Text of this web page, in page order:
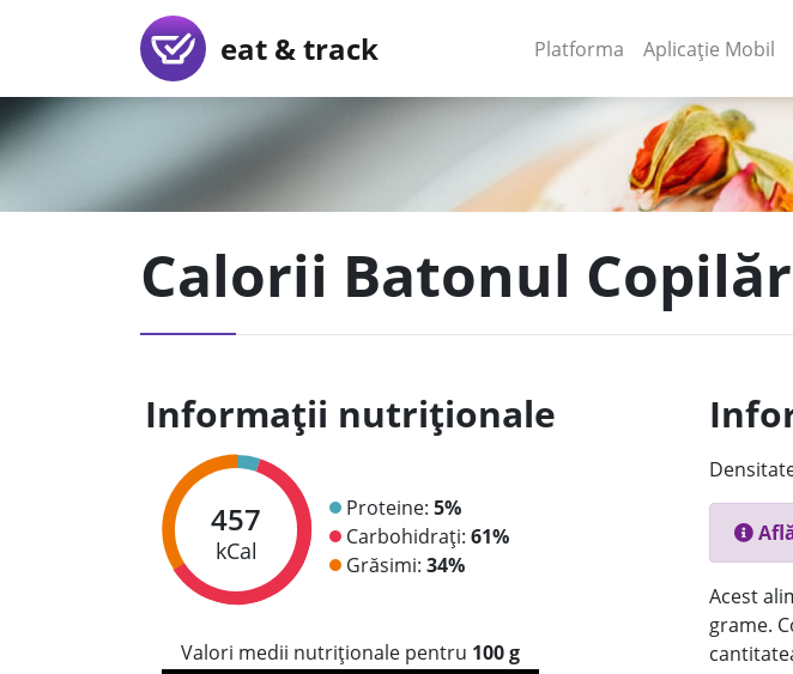
eat & track Platforma (current)
Aplicație Mobil
Calorii Batonul
Informații nutriționale
457
kCal
Proteine: 5%
Carbohidrați: 61%
Grăsimi: 34%
Valori medii nutriționale pentru 100 g
Acest
grame.